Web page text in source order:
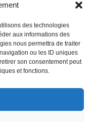
des technologies
aux informations des
nous permettra de traiter
ou les ID uniques
son consentement peut
et fonctions.
COMICS POUR LES